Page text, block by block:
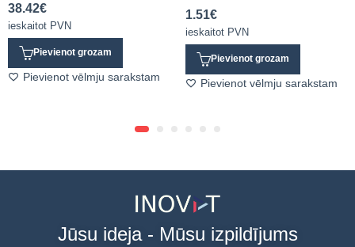
38.42€
ieskaitot PVN
Pievienot grozam
Pievienot vēlmju sarakstam
1.51€
ieskaitot PVN
Pievienot grozam
Pievienot vēlmju sarakstam
Jūsu ideja - Mūsu izpildījums